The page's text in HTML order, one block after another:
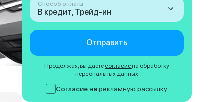
Способ оплаты
В кредит, Трейд-ин
Отправить
Продолжая, вы даете согласие на обработку
персональных данных
Согласие нарекламную рассылку